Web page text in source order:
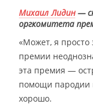
Михаил Лидин—
оргкомитета
«Может, я
премии
эта премия —
помощи пародии
хорошо.